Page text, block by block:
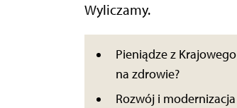
Wyliczamy.
Pieniądze z
na zdrowie?
Rozwój i